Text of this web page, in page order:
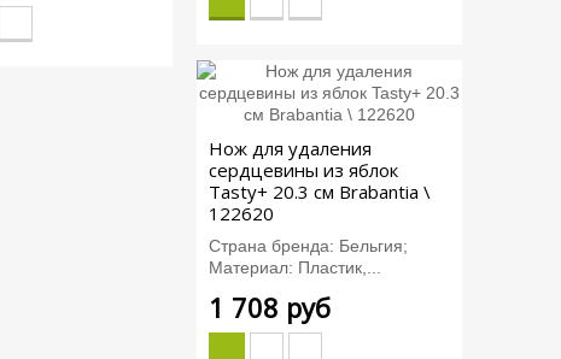
Нож для удаления
сердцевины из яблок
Tasty+ 20.3 см Brabantia \
122620
Страна бренда: Бельгия;
Материал: Пластик,...
1 708 руб